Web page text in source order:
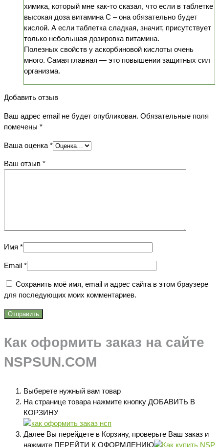
химика, который мне как-то сказал, что если в таблетке
высокая доза витамина С – она обязательно будет
кислой. А если таблетка сладкая, значит, присутствует
только небольшая дозировка витамина.
Полезных свойств у аскорбиновой кислоты очень
много. Самая главная — это повышении защитных сил
организма.
Добавить отзыв
Ваш адрес email не будет опубликован. Обязательные поля
помечены *
Ваша оценка *
Ваш отзыв *
Имя *
Email *
Сохранить моё имя, email и адрес сайта в этом браузере
для последующих моих комментариев.
Как оформить заказ на сайте
NSPSUN.COM
Выберете нужный вам товар
На странице товара нажмите кнопку ДОБАВИТЬ В
КОРЗИНУ
Далее Вы перейдете в Корзину, проверьте Ваш заказ и
нажмите ПЕРЕЙТИ К ОФОРМЛЕНИЮ